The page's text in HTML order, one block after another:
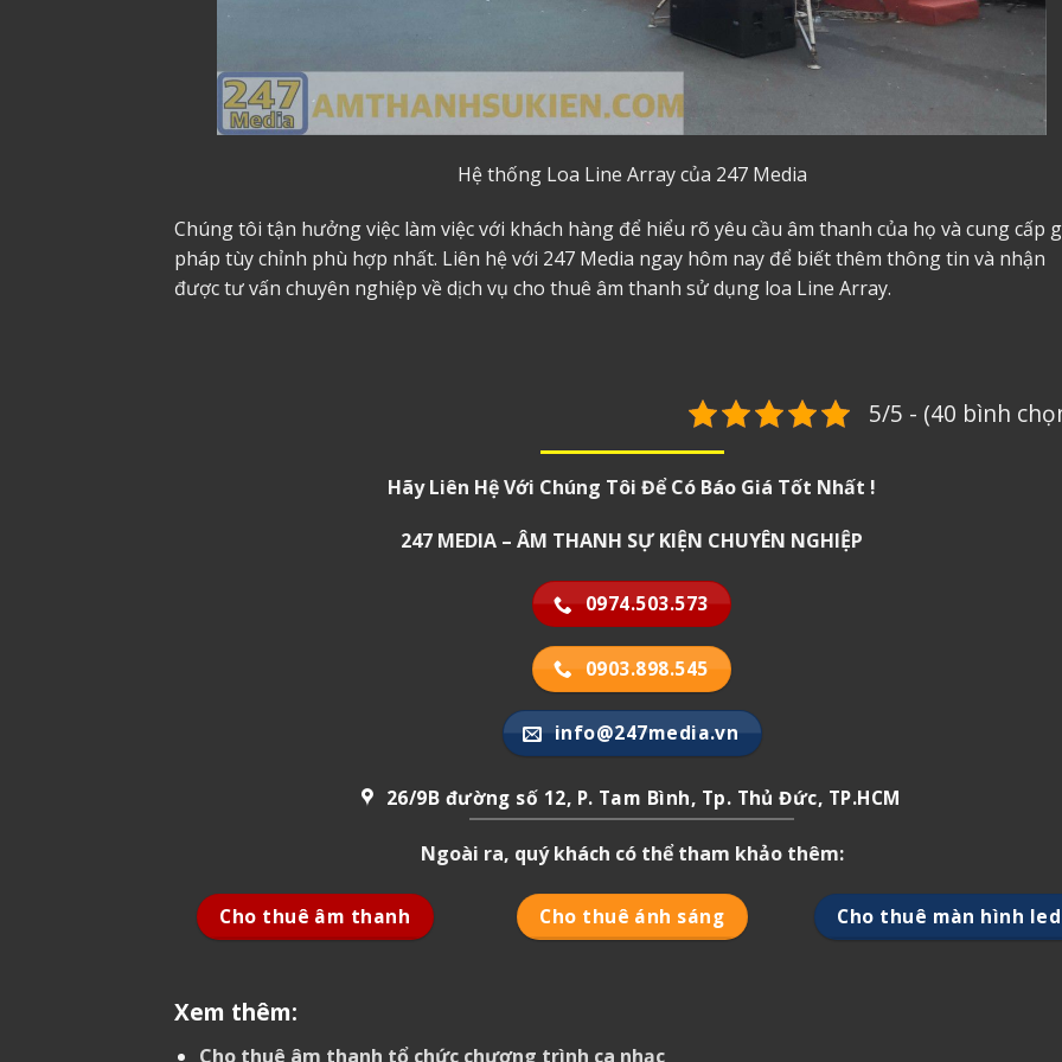
Hệ thống Loa Line Array của 247 Media
Chúng tôi tận hưởng việc làm việc với khách hàng để hiểu rõ yêu cầu âm thanh của họ và cung cấp
pháp tùy chỉnh phù hợp nhất. Liên hệ với 247 Media ngay hôm nay để biết thêm thông tin và nhận
được tư vấn chuyên nghiệp về dịch vụ cho thuê âm thanh sử dụng loa Line Array.
5/5 - (40 bình
Hãy Liên Hệ Với Chúng Tôi Để Có Báo Giá Tốt Nhất !
247 MEDIA – ÂM THANH SỰ KIỆN CHUYÊN NGHIỆP
0974.503.573
0903.898.545
info@247media.vn
26/9B đường số 12, P. Tam Bình, Tp. Thủ Đức, TP.HCM
Ngoài ra, quý khách có thể tham khảo thêm:
Cho thuê âm thanh Cho thuê ánh sáng Cho thuê màn hình led
Xem thêm:
Cho thuê âm thanh tổ chức chương trình ca nhạc